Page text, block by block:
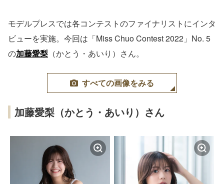
モデルプレスでは各コンテストのファイナリストにインタ
ビューを実施。今回は「Miss Chuo Contest 2022」No. 5
の加藤愛梨 （かとう・あいり）さん。
すべての画像をみる
加藤愛梨（かとう・あいり）さん